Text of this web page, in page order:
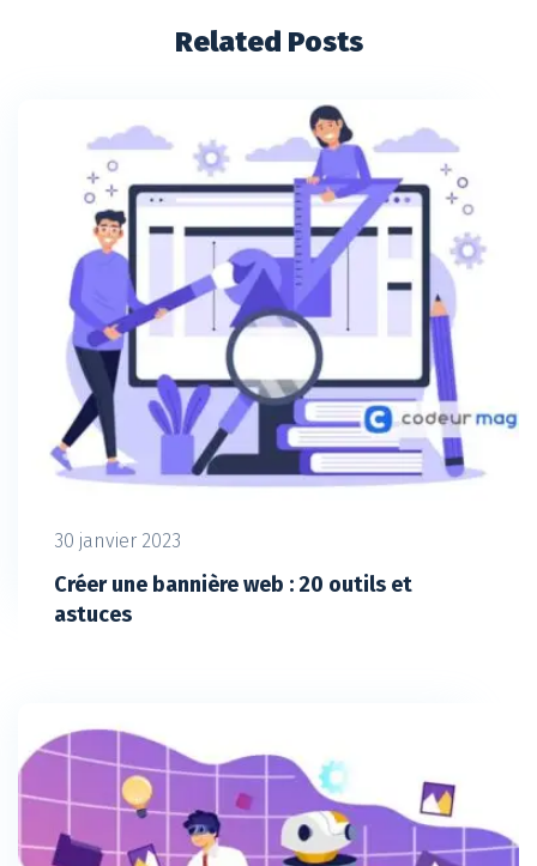
Related Posts
30 janvier 2023
Créer une bannière web : 20 outils et
astuces